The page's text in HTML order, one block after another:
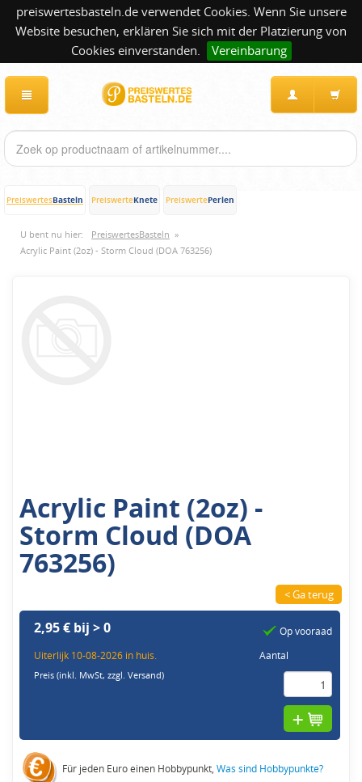
preiswertesbasteln.de verwendet Cookies. Wenn Sie unsere
Website besuchen, erklären Sie sich mit der Platzierung von
Cookies einverstanden.
Vereinbarung
PreiswertesBasteln PreiswerteKnete PreiswertePerlen
U bent nu hier: PreiswertesBasteln »
Acrylic Paint (2oz) - Storm Cloud (DOA 763256)
Acrylic Paint (2oz) -
Storm Cloud (DOA
763256)
< Ga terug
2,95 € bij > 0
Uiterlijk 10-08-2026 in huis.
Preis (inkl. MwSt,zzgl. Versand)
Op vooraad
Aantal
Für jeden Euro einen Hobbypunkt,Was sind Hobbypunkte?